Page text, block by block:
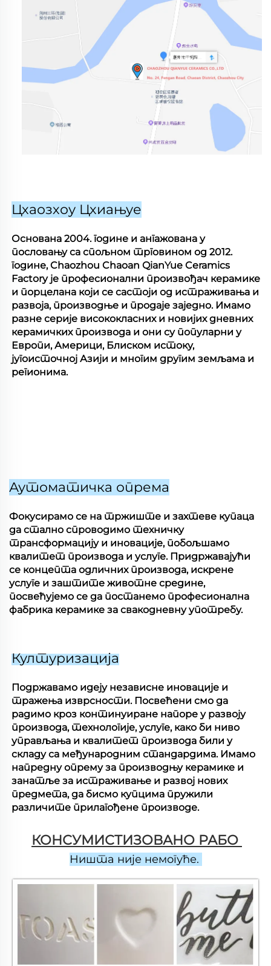
Цхаозхоу Цхиањуе
Основана 2004. године и ангажована у
пословању са спољном трговином од 2012.
године, Chaozhou Chaoan QianYue Ceramics
Factory је професионални произвођач керамике
и порцелана који се састоји од истраживања и
развоја, производње и продаје заједно. Имамо
разне серије висококласних и новијих дневних
керамичких производа и они су популарни у
Европи, Америци, Блиском истоку,
југоисточној Азији и многим другим земљама и
регионима.
Аутоматичка опрема
Фокусирамо се на тржиште и захтеве купаца
да стално спроводимо техничку
трансформацију и иновације, побољшамо
квалитет производа и услуге. Придржавајући
се концепта одличних производа, искрене
услуге и заштите животне средине,
посвећујемо се да постанемо професионална
фабрика керамике за свакодневну употребу.
Културизација
Подржавамо идеју независне иновације и
тражења изврсности. Посвећени смо да
радимо кроз континуиране напоре у развоју
производа, технологије, услуге, како би ниво
управљања и квалитет производа били у
складу са међународним стандардима. Имамо
напредну опрему за производњу керамике и
занатље за истраживање и развој нових
предмета, да бисмо купцима пружили
различите прилагођене производе.
КОНСУМИСТИЗОВАНО РАБО
Ништа није немогуће.